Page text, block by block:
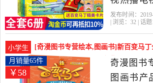
生一二三
绘本智力
读书是
营店精选
发布时间：
| 浏览： 32 | 话题
小学生
[奇漫图书专营绘本,图画书]新百变马丁
央视热播电月销量65件仅售57.75元
￥58
月销量65件
奇漫图书
图画书产